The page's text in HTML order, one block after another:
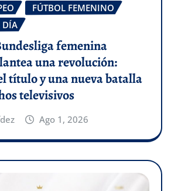
FÚTBOL FEMENINO
DÍA
femenina
una revolución:
título y una nueva batalla
televisivos
Ago 1, 2026